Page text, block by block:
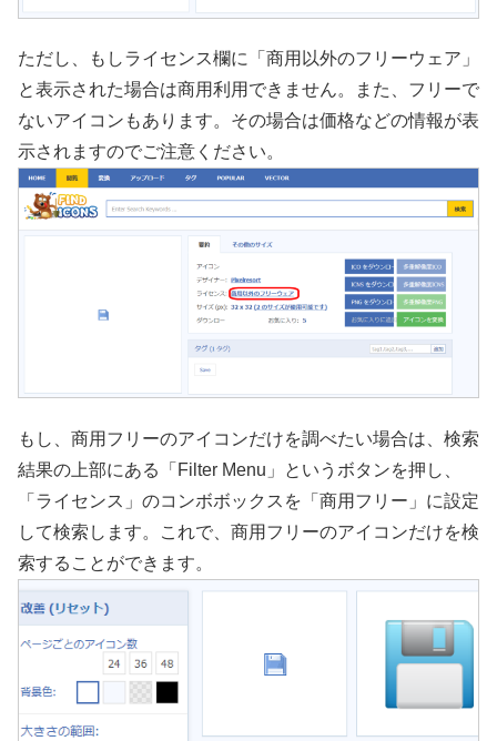
ただし、もしライセンス欄に「商用以外のフリーウェア」
と表示された場合は商用利用できません。また、フリーで
ないアイコンもあります。その場合は価格などの情報が表
示されますのでご注意ください。
もし、商用フリーのアイコンだけを調べたい場合は、検索
結果の上部にある「Filter Menu」というボタンを押し、
「ライセンス」のコンボボックスを「商用フリー」に設定
して検索します。これで、商用フリーのアイコンだけを検
索することができます。